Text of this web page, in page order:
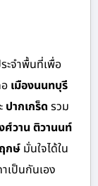
ะจำพื้นที่เพื่อ
เมืองนนทบุรี
ปากเกร็ด รวม
ศ์วาน ติวานนท์
กษ์ มั่นใจได้ใน
เป็นกันเอง